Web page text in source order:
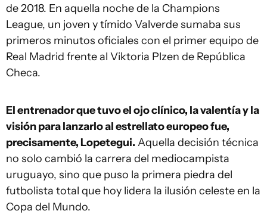
de 2018. En aquella noche de la Champions
League, un joven y tímido Valverde sumaba sus
primeros minutos oficiales con el primer equipo de
Real Madrid frente al Viktoria Plzen de República
Checa.
El entrenador que tuvo el ojo clínico, la valentía y la
visión para lanzarlo al estrellato europeo fue,
precisamente, Lopetegui. Aquella decisión técnica
no solo cambió la carrera del mediocampista
uruguayo, sino que puso la primera piedra del
futbolista total que hoy lidera la ilusión celeste en la
Copa del Mundo.